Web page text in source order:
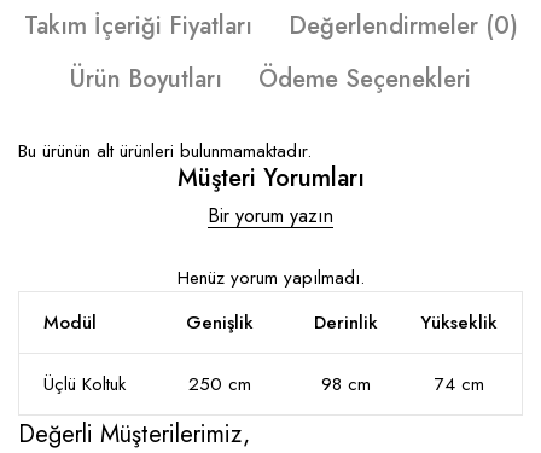
Takım İçeriği Fiyatları
Değerlendirmeler (0)
Ürün Boyutları
Ödeme Seçenekleri
Bu ürünün alt ürünleri bulunmamaktadır.
Müşteri Yorumları
Bir yorum yazın
Henüz yorum yapılmadı.
Modül
Genişlik Derinlik Yükseklik
Üçlü Koltuk 250 cm 98 cm 74 cm
Değerli Müşterilerimiz,